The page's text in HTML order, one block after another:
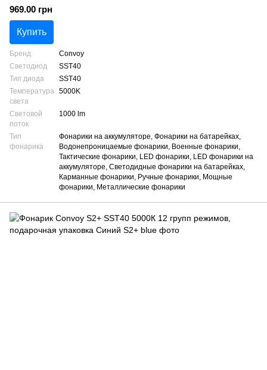
969.00 грн
Купить
Бренд
Convoy
Светодиод
SST40
Тип диода
SST40
Температура
света
5000K
Световой
поток
1000 lm
Тип
фонарика
Фонарики на аккумуляторе, Фонарики на батарейках,
Водонепроницаемые фонарики, Военные фонарики,
Тактические фонарики, LED фонарики, LED фонарики на
аккумуляторе, Светодидные фонарики на батарейках,
Карманные фонарики, Ручные фонарики, Мощные
фонарики, Металлические фонарики